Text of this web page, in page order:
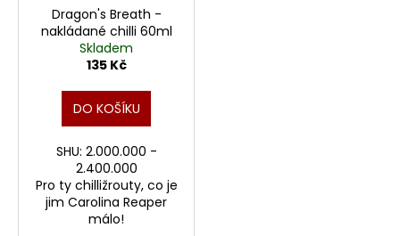
Dragon's Breath -
nakládané chilli 60ml
Skladem
135 Kč
DO KOŠÍKU
SHU: 2.000.000 -
2.400.000
Pro ty chilližrouty, co je
jim Carolina Reaper
málo!